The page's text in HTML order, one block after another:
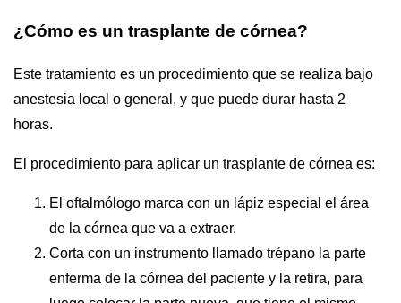
¿Cómo es un trasplante de córnea?
Este tratamiento es un procedimiento que se realiza bajo
anestesia local o general, y que puede durar hasta 2
horas.
El procedimiento para aplicar un trasplante de córnea es:
El oftalmólogo marca con un lápiz especial el área
de la córnea que va a extraer.
Corta con un instrumento llamado trépano la parte
enferma de la córnea del paciente y la retira, para